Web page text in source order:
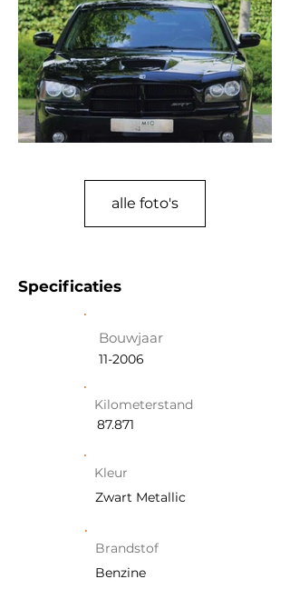
alle foto's
Specificaties
Bouwjaar
11-2006
Kilometerstand
87.871
Kleur
Zwart Metallic
Brandstof
Benzine